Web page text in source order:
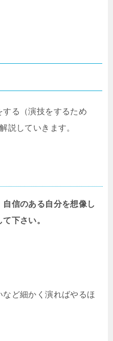
る（演技をするため
説していきます。
信のある自分を想像し
下さい。
ど細かく演ればやるほ